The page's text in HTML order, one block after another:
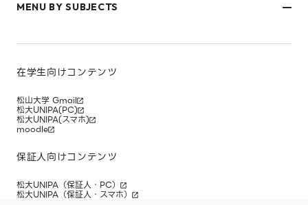
御幸キャンパス(運動施設)
キャンパスマップ
MENU BY SUBJECTS
在学生・保護者のみなさま
研究者・企業のみなさま
在学生向けコンテンツ
松山大学 Gmail
松大UNIPA(PC)
松大UNIPA(スマホ)
moodle
保証人向けコンテンツ
松大UNIPA（保証人・PC）
松大UNIPA（保証人・スマホ）